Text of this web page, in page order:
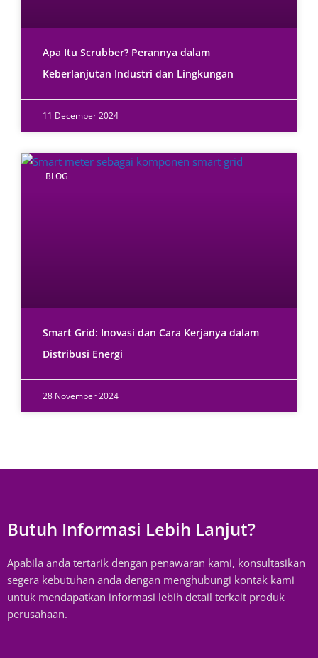
Apa Itu Scrubber? Perannya dalam
Keberlanjutan Industri dan Lingkungan
11 December 2024
BLOG
Smart Grid: Inovasi dan Cara Kerjanya dalam
Distribusi Energi
28 November 2024
Butuh Informasi Lebih Lanjut?
Apabila anda tertarik dengan penawaran kami, konsultasikan
segera kebutuhan anda dengan menghubungi kontak kami
untuk mendapatkan informasi lebih detail terkait produk
perusahaan.